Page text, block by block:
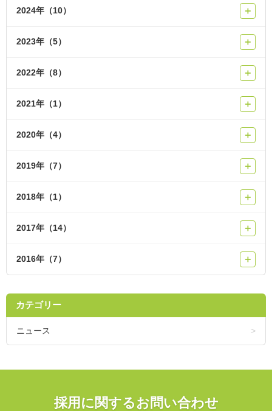
2024年（10） ＋
2023年（5） ＋
2022年（8） ＋
2021年（1） ＋
2020年（4） ＋
2019年（7） ＋
2018年（1） ＋
2017年（14） ＋
2016年（7） ＋
カテゴリー
ニュース
採用に関するお問い合わせ